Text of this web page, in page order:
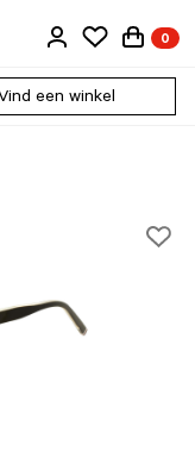
0
Vind een winkel